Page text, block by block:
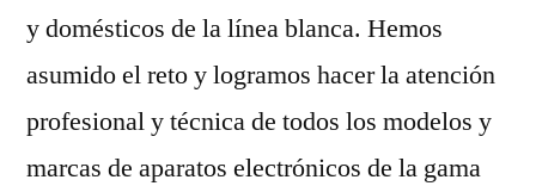
y domésticos de la línea blanca. Hemos
asumido el reto y logramos hacer la atención
profesional y técnica de todos los modelos y
marcas de aparatos electrónicos de la gama